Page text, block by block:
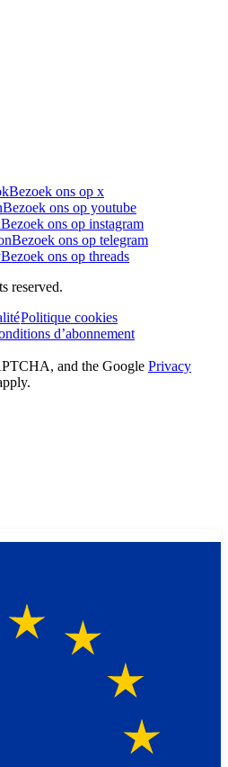
Bezoek ons op x
Bezoek ons op youtube
Bezoek ons op instagram
Bezoek ons op telegram
Bezoek ons op threads
reserved.
Politique cookies
d’abonnement
and the Google Privacy